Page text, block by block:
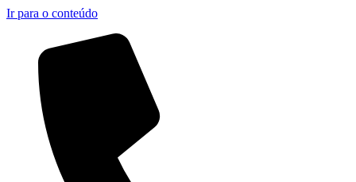
Ir para o conteúdo